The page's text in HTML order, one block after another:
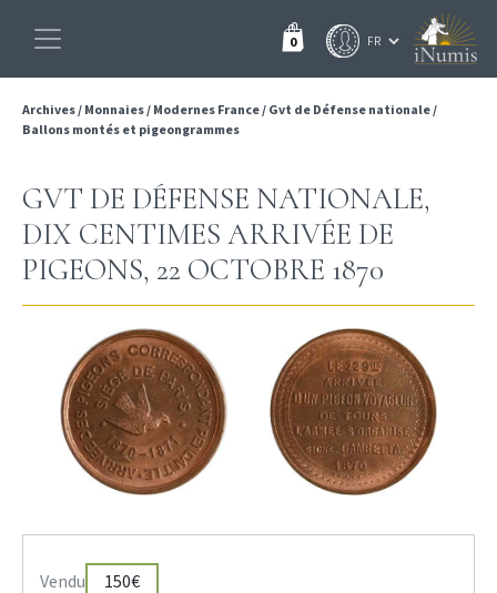
0
Archives/ Monnaies/ Modernes France/ Gvt de Défense nationale/
Ballons montés et pigeongrammes
GVT DE DÉFENSE NATIONALE,
DIX CENTIMES ARRIVÉE DE
PIGEONS, 22 OCTOBRE 1870
Vendu 150€